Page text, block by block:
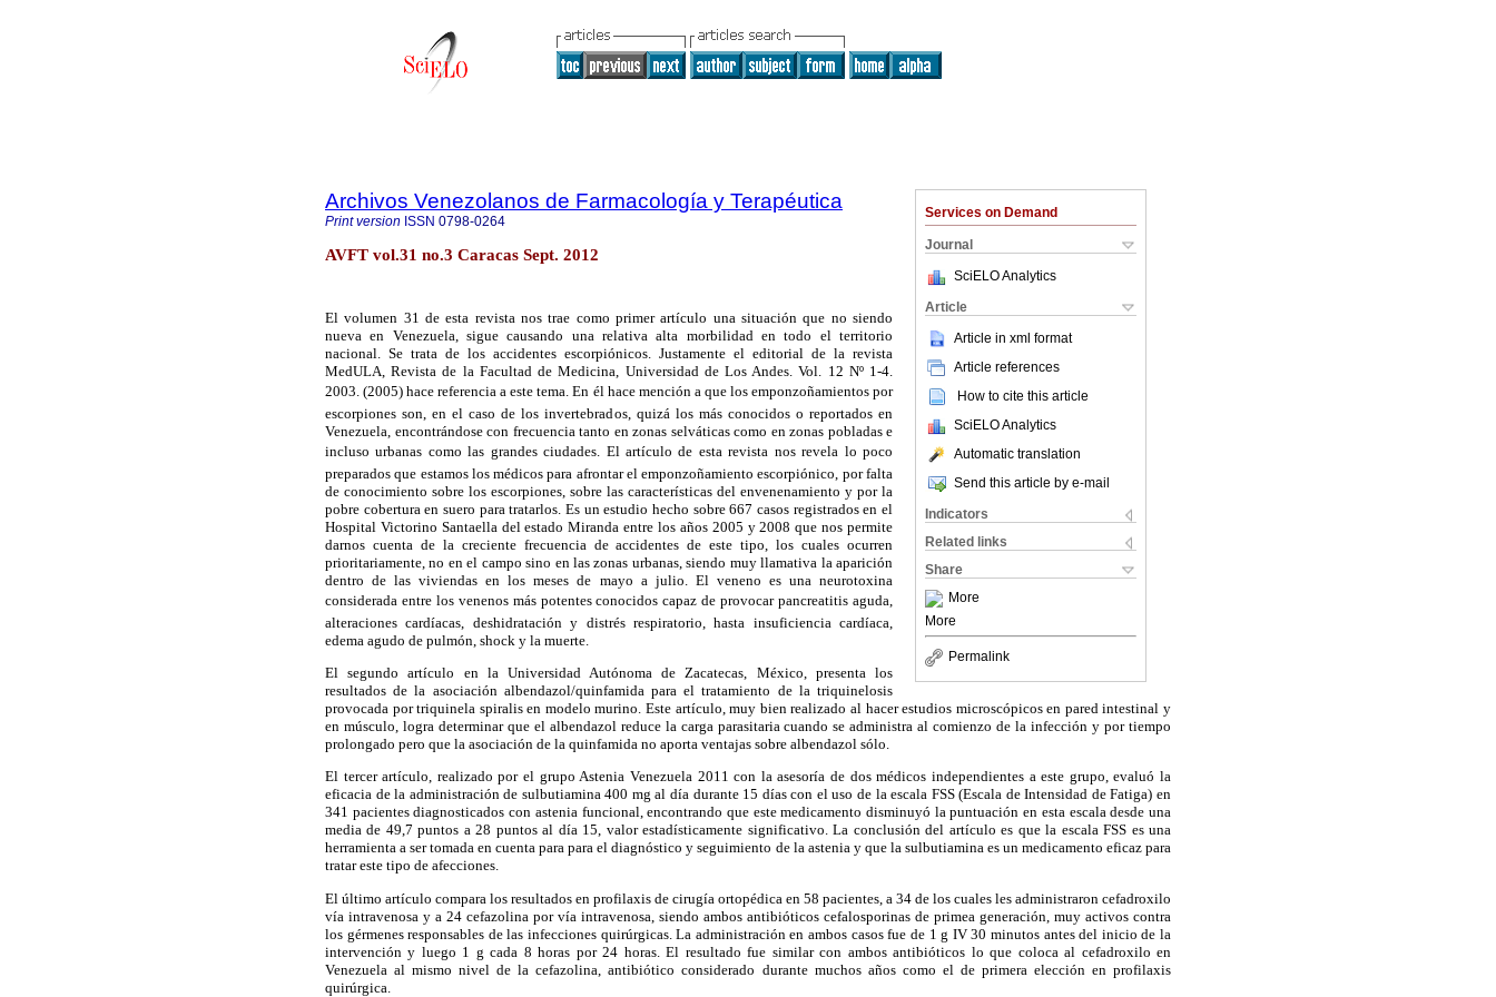
Services on Demand
Journal
SciELO Analytics
Article
Article in xml format
Article references
How to cite this article
SciELO Analytics
Automatic translation
Send this article by e-mail
Indicators
Related links
Share
More
More
Permalink
Archivos Venezolanos de Farmacología y Terapéutica
Print version ISSN 0798-0264
AVFT vol.31 no.3 Caracas Sept. 2012
El volumen 31 de esta revista nos trae como primer artículo una situación que no siendo
nueva en Venezuela, sigue causando una relativa alta morbilidad en todo el territorio
nacional. Se trata de los accidentes escorpiónicos. Justamente el editorial de la revista
MedULA, Revista de la Facultad de Medicina, Universidad de Los Andes. Vol. 12 Nº 1-4.
2003. (2005) hace referencia a este tema. En él hace mención a que los emponzoñamientos por
escorpiones son, en el caso de los invertebrados, quizá los más conocidos o reportados en
Venezuela, encontrándose con frecuencia tanto en zonas selváticas como en zonas pobladas e
incluso urbanas como las grandes ciudades. El artículo de esta revista nos revela lo poco
preparados que estamos los médicos para afrontar el emponzoñamiento escorpiónico, por falta
de conocimiento sobre los escorpiones, sobre las características del envenenamiento y por la
pobre cobertura en suero para tratarlos. Es un estudio hecho sobre 667 casos registrados en el
Hospital Victorino Santaella del estado Miranda entre los años 2005 y 2008 que nos permite
darnos cuenta de la creciente frecuencia de accidentes de este tipo, los cuales ocurren
prioritariamente, no en el campo sino en las zonas urbanas, siendo muy llamativa la aparición
dentro de las viviendas en los meses de mayo a julio. El veneno es una neurotoxina
considerada entre los venenos más potentes conocidos capaz de provocar pancreatitis aguda,
alteraciones cardíacas, deshidratación y distrés respiratorio, hasta insuficiencia cardíaca,
edema agudo de pulmón, shock y la muerte.
El segundo artículo en la Universidad Autónoma de Zacatecas, México, presenta los
resultados de la asociación albendazol/quinfamida para el tratamiento de la triquinelosis
provocada por triquinela spiralis en modelo murino. Este artículo, muy bien realizado al hacer estudios microscópicos en pared intestinal y
en músculo, logra determinar que el albendazol reduce la carga parasitaria cuando se administra al comienzo de la infección y por tiempo
prolongado pero que la asociación de la quinfamida no aporta ventajas sobre albendazol sólo.
El tercer artículo, realizado por el grupo Astenia Venezuela 2011 con la asesoría de dos médicos independientes a este grupo, evaluó la
eficacia de la administración de sulbutiamina 400 mg al día durante 15 días con el uso de la escala FSS (Escala de Intensidad de Fatiga) en
341 pacientes diagnosticados con astenia funcional, encontrando que este medicamento disminuyó la puntuación en esta escala desde una
media de 49,7 puntos a 28 puntos al día 15, valor estadísticamente significativo. La conclusión del artículo es que la escala FSS es una
herramienta a ser tomada en cuenta para para el diagnóstico y seguimiento de la astenia y que la sulbutiamina es un medicamento eficaz para
tratar este tipo de afecciones.
El último artículo compara los resultados en profilaxis de cirugía ortopédica en 58 pacientes, a 34 de los cuales les administraron cefadroxilo
vía intravenosa y a 24 cefazolina por vía intravenosa, siendo ambos antibióticos cefalosporinas de primea generación, muy activos contra
los gérmenes responsables de las infecciones quirúrgicas. La administración en ambos casos fue de 1 g IV 30 minutos antes del inicio de la
intervención y luego 1 g cada 8 horas por 24 horas. El resultado fue similar con ambos antibióticos lo que coloca al cefadroxilo en
Venezuela al mismo nivel de la cefazolina, antibiótico considerado durante muchos años como el de primera elección en profilaxis
quirúrgica.